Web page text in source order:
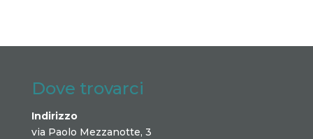
Dove trovarci
Indirizzo
via Paolo Mezzanotte, 3